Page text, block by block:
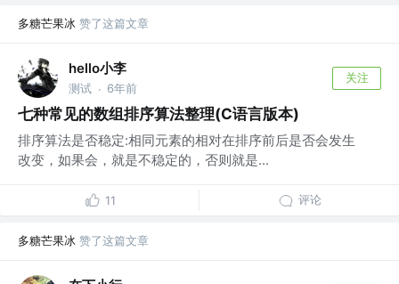
多糖芒果冰 赞了这篇文章
hello小李
测试 · 6年前
关注
七种常见的数组排序算法整理(C语言版本)
排序算法是否稳定:相同元素的相对在排序前后是否会发生
改变，如果会，就是不稳定的，否则就是...
11 评论
多糖芒果冰 赞了这篇文章